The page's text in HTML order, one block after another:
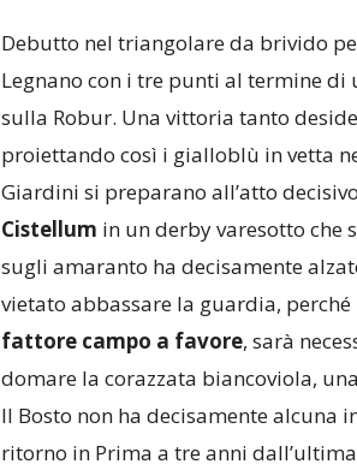
Debutto nel triangolare da brivido
Legnano con i tre punti al termine
sulla Robur. Una vittoria tanto
proiettando così i gialloblù in vetta
Giardini si preparano all’atto
Cistellum in un derby varesotto che
sugli amaranto ha decisamente
vietato abbassare la guardia,
fattore campo a favore, sarà
domare la corazzata biancoviola,
Il Bosto non ha decisamente alcuna
ritorno in Prima a tre anni